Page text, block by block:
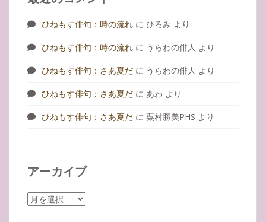
ひねもす俳句：時の流れ に ひろみ より
ひねもす俳句：時の流れ に うらわの俳人 より
ひねもす俳句：さあ夏だ に うらわの俳人 より
ひねもす俳句：さあ夏だ に あわ より
ひねもす俳句：さあ夏だ に 粟村勝美PHS より
アーカイブ
ア